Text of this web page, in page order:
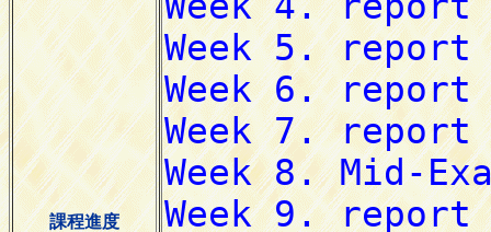
課程進度